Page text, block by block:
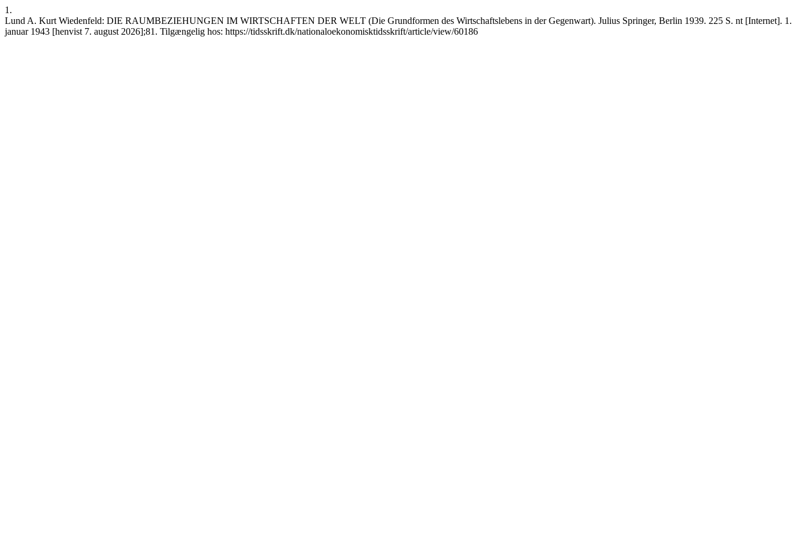
1.
Lund A. Kurt Wiedenfeld: DIE RAUMBEZIEHUNGEN IM WIRTSCHAFTEN DER WELT (Die Grundformen des Wirtschaftslebens in der Gegenwart). Julius Springer, Berlin 1939. 225 S. nt [Internet]. 1.
januar 1943 [henvist 7. august 2026];81. Tilgængelig hos: https://tidsskrift.dk/nationaloekonomisktidsskrift/article/view/60186